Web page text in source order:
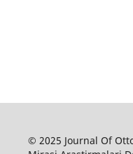
© 2025 Journal Of